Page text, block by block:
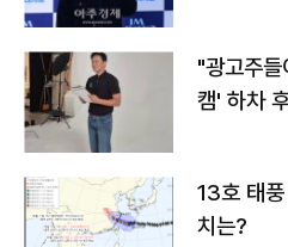
"광고주
캠' 하차
13호 태
치는?